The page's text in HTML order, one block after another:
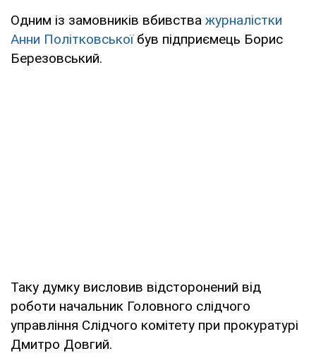
Одним із замовників вбивства журналістки
Анни Політковськоїбув підприємець Борис
Березовський.
Таку думку висловив відсторонений від
роботи начальник Головного слідчого
управління Слідчого комітету при прокуратурі
Дмитро Довгий.